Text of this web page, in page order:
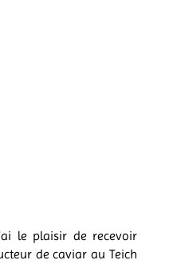
le plaisir de recevoir
de caviar au Teich